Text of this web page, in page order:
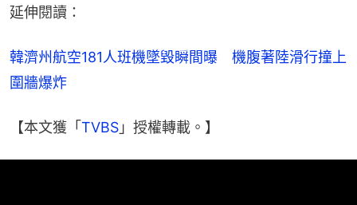
延伸閱讀：
韓濟州航空181人班機墜毀瞬間曝　機腹著陸滑行撞上
圍牆爆炸
【本文獲「 TVBS 」授權轉載。】